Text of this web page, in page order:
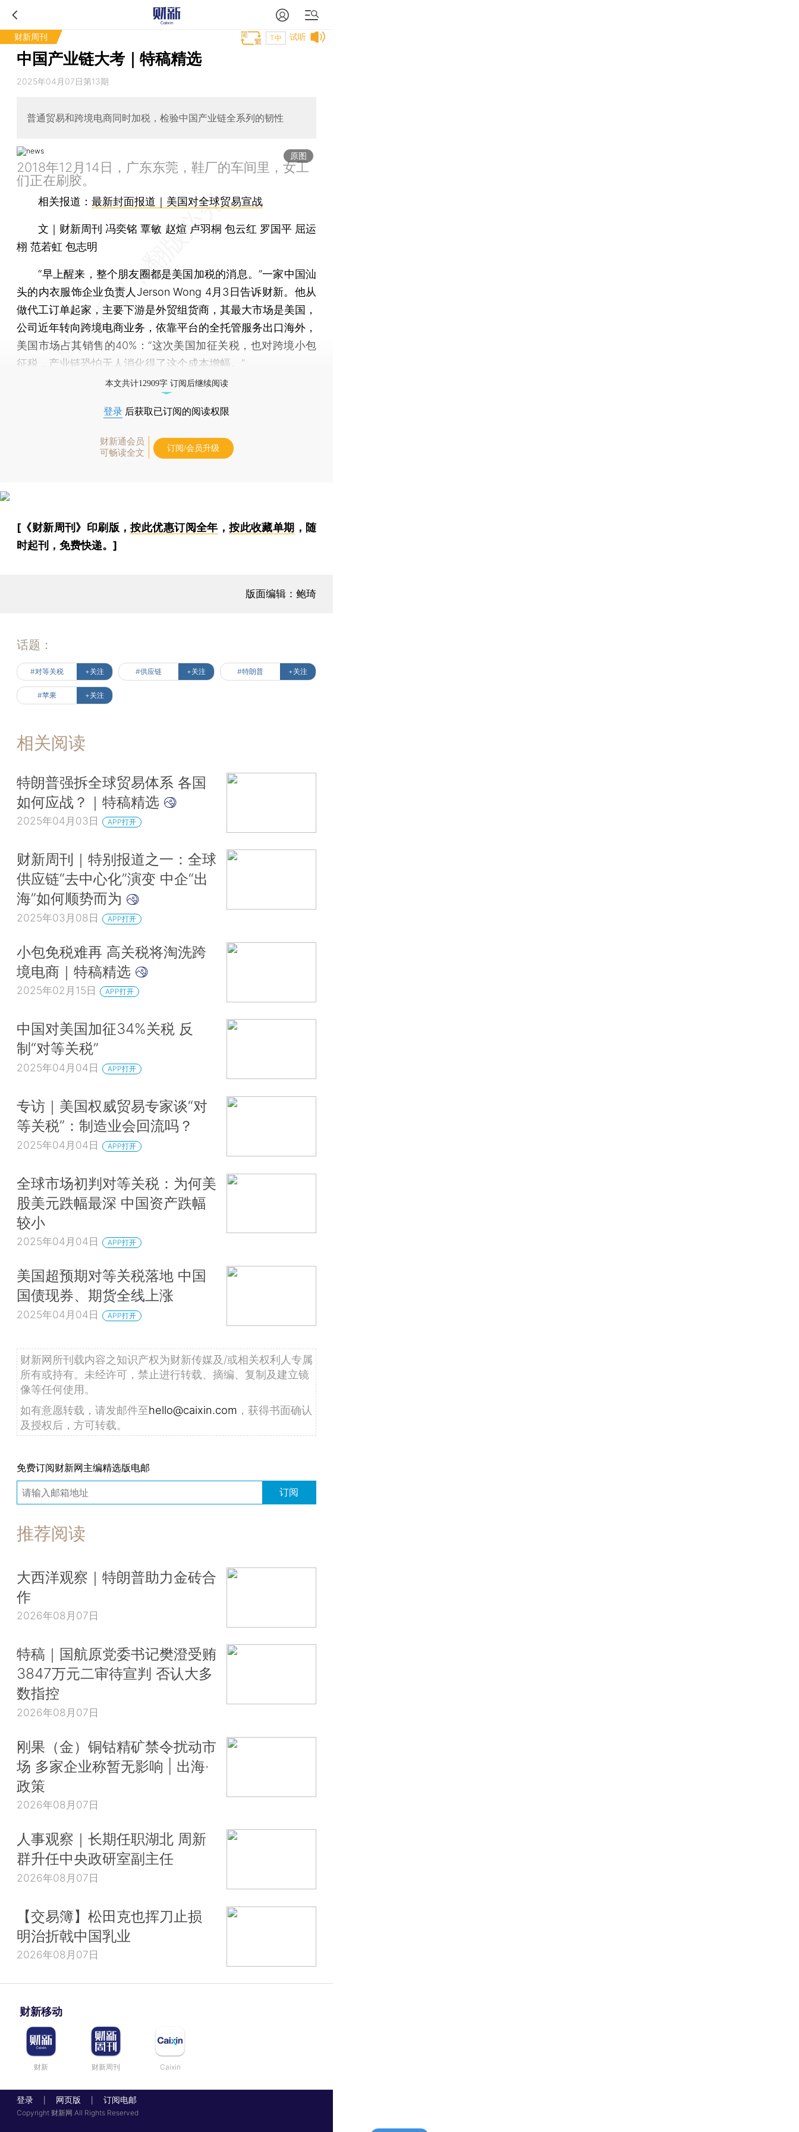
财新周刊 试听
T中
中国产业链大考｜特稿精选
2025年04月07日第13期
普通贸易和跨境电商同时加税，检验中国产业链全系列的韧性
原图
2018年12月14日，广东东莞，鞋厂的车间里，女工
们正在刷胶。
相关报道： 最新封面报道｜美国对全球贸易宣战
文｜财新周刊 冯奕铭 覃敏 赵煊 卢羽桐 包云红 罗国平 屈运
栩 范若虹 包志明
“早上醒来，整个朋友圈都是美国加税的消息。”一家中国汕
头的内衣服饰企业负责人Jerson Wong 4月3日告诉财新。他从
做代工订单起家，主要下游是外贸组货商，其最大市场是美国，
公司近年转向跨境电商业务，依靠平台的全托管服务出口海外，
美国市场占其销售的40%：“这次美国加征关税，也对跨境小包
征税，产业链恐怕无人消化得了这个成本增幅。”
本文共计12909字 订阅后继续阅读
登录 后获取已订阅的阅读权限
财新通会员
可畅读全文
订阅/会员升级
[《财新周刊》印刷版，按此优惠订阅全年 ，按此收藏单期 ，随
时起刊，免费快递。]
版面编辑：鲍琦
话题：
#对等关税 +关注 #供应链 +关注 #特朗普 +关注
#苹果 +关注
相关阅读
特朗普强拆全球贸易体系 各国
如何应战？｜特稿精选
2025年04月03日 APP打开
财新周刊｜特别报道之一：全球
供应链“去中心化”演变 中企“出
海”如何顺势而为
2025年03月08日 APP打开
小包免税难再 高关税将淘洗跨
境电商｜特稿精选
2025年02月15日 APP打开
中国对美国加征34%关税 反
制“对等关税”
2025年04月04日 APP打开
专访｜美国权威贸易专家谈“对
等关税”：制造业会回流吗？
2025年04月04日 APP打开
全球市场初判对等关税：为何美
股美元跌幅最深 中国资产跌幅
较小
2025年04月04日 APP打开
美国超预期对等关税落地 中国
国债现券、期货全线上涨
2025年04月04日 APP打开
财新网所刊载内容之知识产权为财新传媒及/或相关权利人专属
所有或持有。未经许可，禁止进行转载、摘编、复制及建立镜
像等任何使用。
如有意愿转载，请发邮件至hello@caixin.com ，获得书面确认
及授权后，方可转载。
免费订阅财新网主编精选版电邮
订阅
推荐阅读
大西洋观察｜特朗普助力金砖合
作
2026年08月07日
特稿｜国航原党委书记樊澄受贿
3847万元二审待宣判 否认大多
数指控
2026年08月07日
刚果（金）铜钴精矿禁令扰动市
场 多家企业称暂无影响 | 出海·
政策
2026年08月07日
人事观察｜长期任职湖北 周新
群升任中央政研室副主任
2026年08月07日
【交易簿】松田克也挥刀止损
明治折戟中国乳业
2026年08月07日
财新移动
财新 财新周刊 Caixin
登录 网页版 订阅电邮
Copyright 财新网 All Rights Reserved